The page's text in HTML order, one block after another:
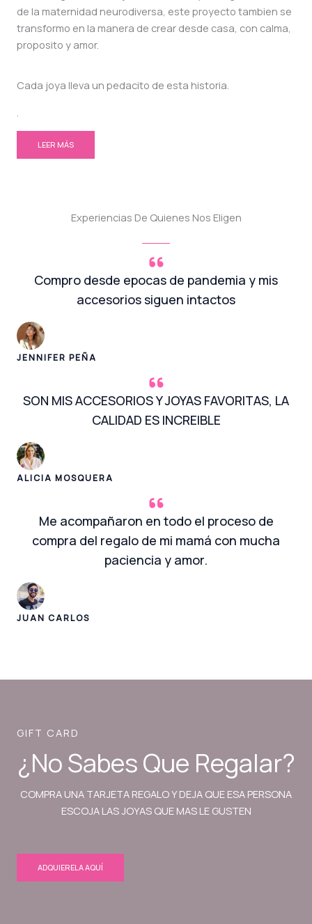
de la maternidad neurodiversa, este proyecto tambien se
transformo en la manera de crear desde casa, con calma,
proposito y amor.
Cada joya lleva un pedacito de esta historia.
.
LEER MÁS
Experiencias De Quienes Nos Eligen
Compro desde epocas de pandemia y mis
accesorios siguen intactos
JENNIFER PEÑA
SON MIS ACCESORIOS Y JOYAS FAVORITAS, LA
CALIDAD ES INCREIBLE
ALICIA MOSQUERA
Me acompañaron en todo el proceso de
compra del regalo de mi mamá con mucha
paciencia y amor.
JUAN CARLOS
GIFT CARD
¿No Sabes Que Regalar?
COMPRA UNA TARJETA REGALO Y DEJA QUE ESA PERSONA
ESCOJA LAS JOYAS QUE MAS LE GUSTEN
ADQUIERELA AQUÍ